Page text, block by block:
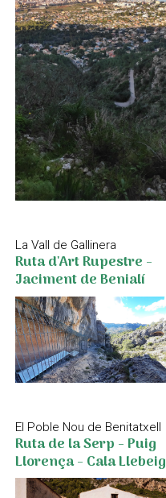
La Vall de Gallinera
Ruta d'Art Rupestre -
Jaciment de Benialí
El Poble Nou de Benitatxell
Ruta de la Serp - Puig
Llorença - Cala Llebeig